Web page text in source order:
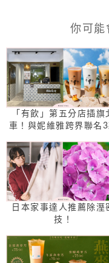
你可能
「有飲」第五分店插旗
車！與妮維雅跨界聯名3
星飲品免費送
日本家事達人推薦除溼
技！